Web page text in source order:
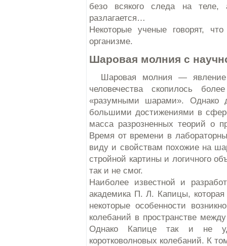
безо всякого следа на
разлагается…
Некоторые ученые говорят,
организме.
Шаровая молния с
Шаровая молния — явление
человечества скопилось
«разумными шарами». Однако
большими достижениями в
масса разрозненных теорий о
Время от времени в
виду и свойствам похожие на
стройной картины и логичного
так и не смог.
Наиболее известной и
академика П. Л. Капицы,
некоторые особенности
колебаний в пространстве
Однако Капице так и не
коротковолновых колебаний. К